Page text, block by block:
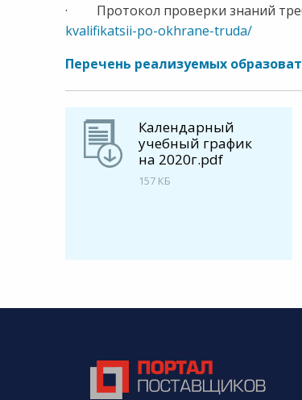
· Протокол проверки знаний
kvalifikatsii-po-okhrane-truda/
Перечень реализуемых
Календарный
учебный график
на 2020г.pdf
157 КБ